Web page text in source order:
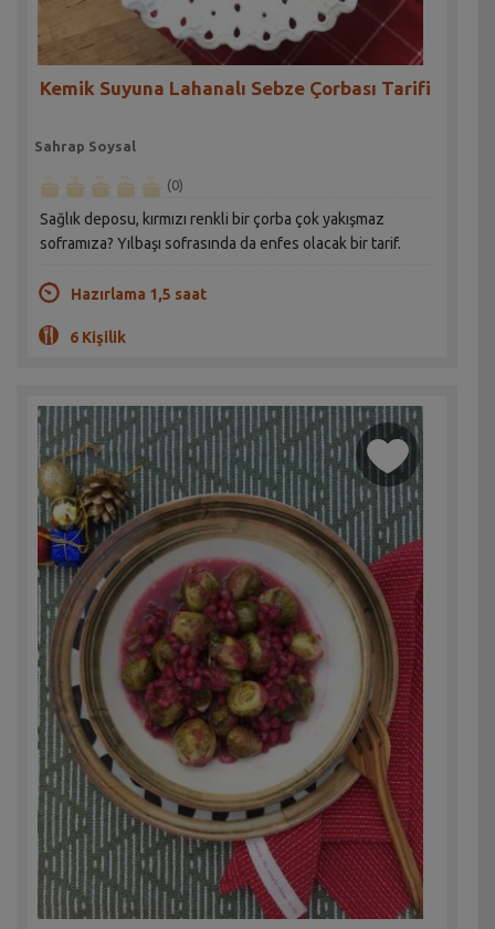
Kemik Suyuna Lahanalı Sebze Çorbası Tarifi
Sahrap Soysal
(0)
Sağlık deposu, kırmızı renkli bir çorba çok yakışmaz
soframıza? Yılbaşı sofrasında da enfes olacak bir tarif.
Hazırlama 1,5 saat
6 Kişilik